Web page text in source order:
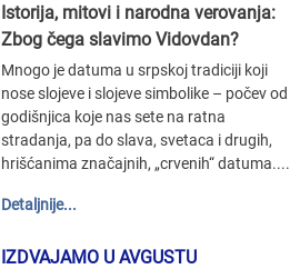
Istorija, mitovi i narodna verovanja:
Zbog čega slavimo Vidovdan?
Mnogo je datuma u srpskoj tradiciji koji
nose slojeve i slojeve simbolike – počev od
godišnjica koje nas sete na ratna
stradanja, pa do slava, svetaca i drugih,
hrišćanima značajnih, „crvenih“ datuma....
Detaljnije...
IZDVAJAMO U AVGUSTU